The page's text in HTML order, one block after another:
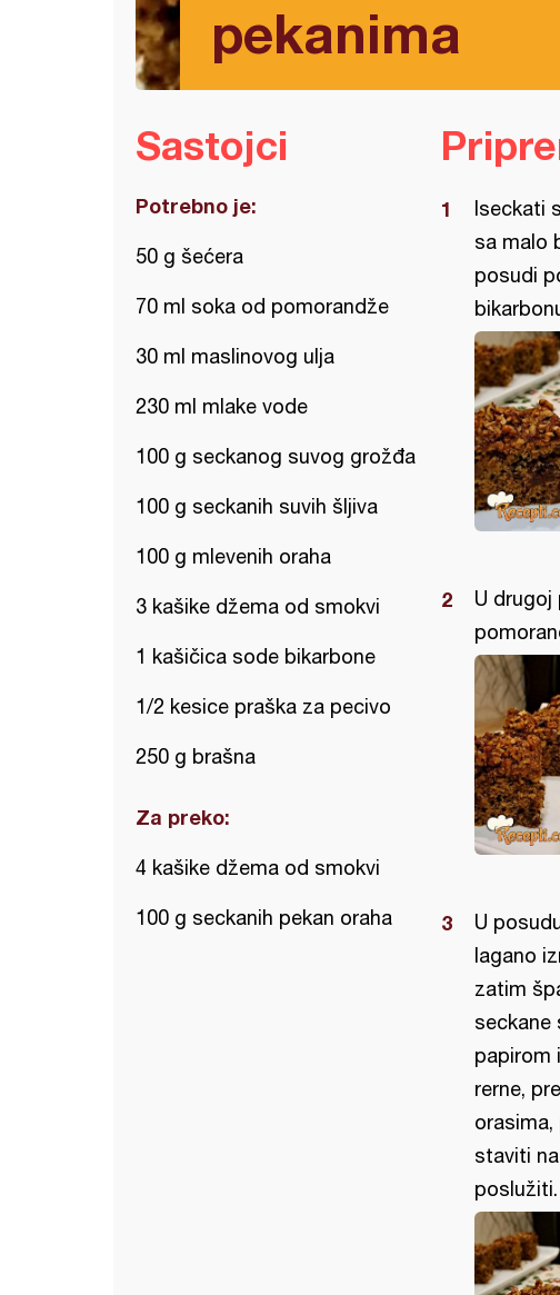
pekanima
Sastojci
Potrebno je:
50 g šećera
70 ml soka od pomorandže
30 ml maslinovog ulja
230 ml mlake vode
100 g seckanog suvog grožđa
100 g seckanih suvih šljiva
100 g mlevenih oraha
3 kašike džema od smokvi
1 kašičica sode bikarbone
1/2 kesice praška za pecivo
250 g brašna
Za preko:
4 kašike džema od smokvi
100 g seckanih pekan oraha
Iseckati
sa malo
posudi
U drugoj
U
lagano
zatim
seckane
papirom
rerne,
staviti
poslužiti.